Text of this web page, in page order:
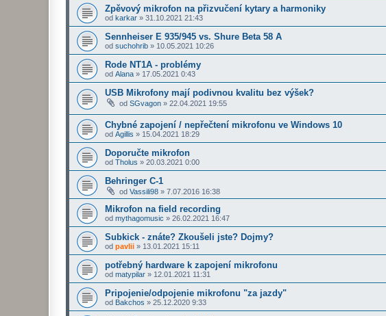
Zpěvový mikrofon na přizvučení kytary a harmoniky
od karkar » 31.10.2021 21:43
Sennheiser E 935/945 vs. Shure Beta 58 A
od suchohrib » 10.05.2021 10:26
Rode NT1A - problémy
od Alana » 17.05.2021 0:43
USB Mikrofony mají podivnou kvalitu bez výšek?
od SGvagon » 22.04.2021 19:55
Chybné zapojení / nepřečtení mikrofonu ve Windows 10
od Agillis » 15.04.2021 18:29
Doporučte mikrofon
od Tholus » 20.03.2021 0:00
Behringer C-1
od Vassili98 » 7.07.2016 16:38
Mikrofon na field recording
od mythagomusic » 26.02.2021 16:47
Subkick - znáte? Zkoušeli jste? Dojmy?
od pavlii » 13.01.2021 15:11
potřebný hardware k zapojení mikrofonu
od matypilar » 12.01.2021 11:31
Pripojenie/odpojenie mikrofonu "za jazdy"
od Bakchos » 25.12.2020 9:33